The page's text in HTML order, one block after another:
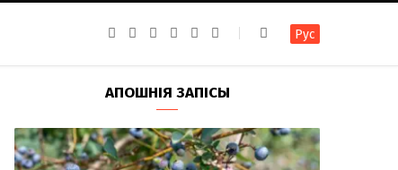
b
o
k
a
g
a
m
g
r
a
m
u
b
т
а
т
е
Рус
АПОШНІЯ ЗАПІСЫ